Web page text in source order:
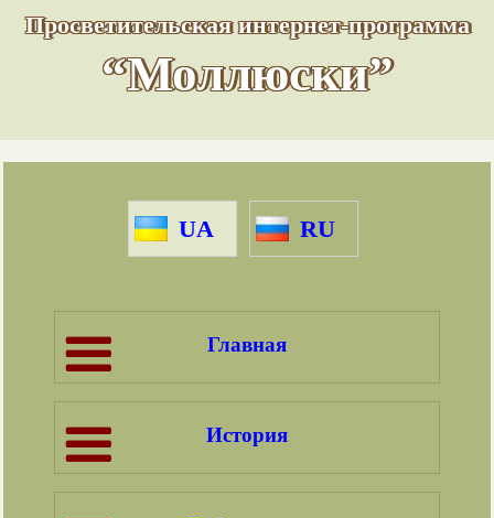
Просветительская интернет-программа
“Моллюски”
UA RU
Главная
История